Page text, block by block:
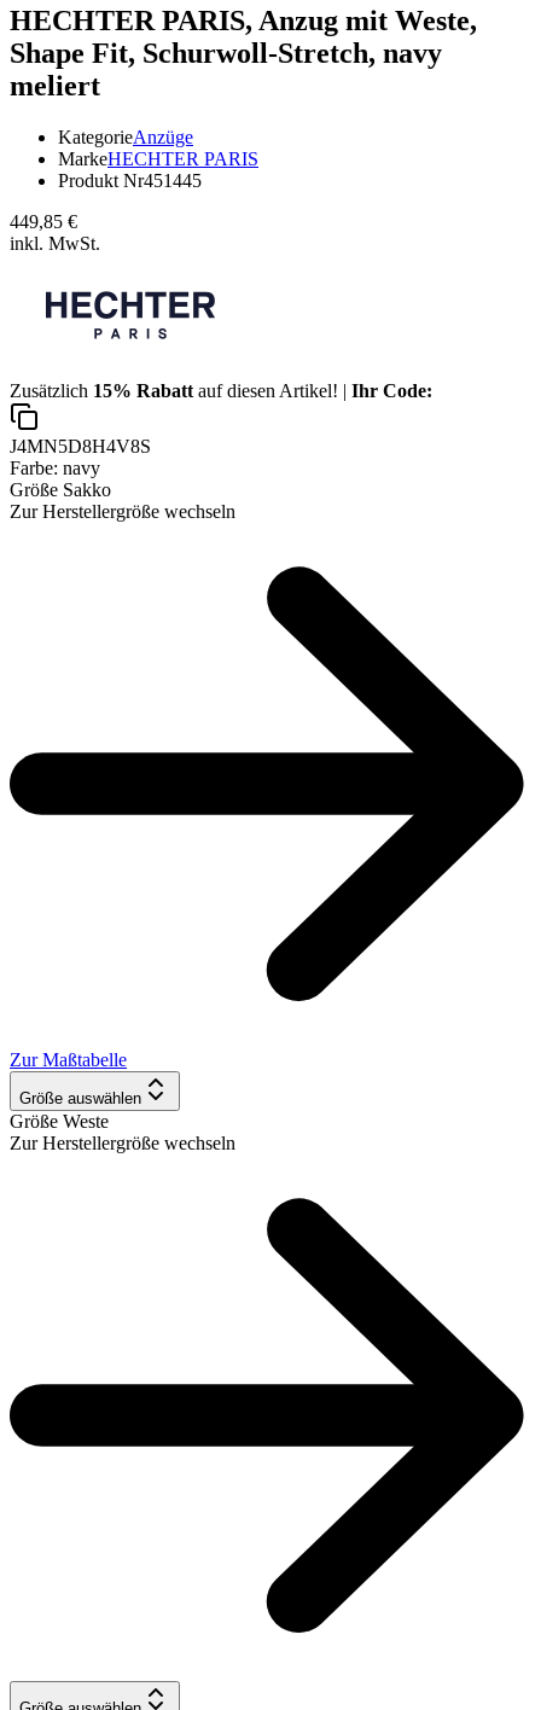
HECHTER PARIS, Anzug mit Weste,
Shape Fit, Schurwoll-Stretch, navy
meliert
KategorieAnzüge
MarkeHECHTER PARIS
Produkt Nr451445
449,85 €
inkl. MwSt.
Zusätzlich 15% Rabatt auf diesen Artikel! | Ihr Code:
J4MN5D8H4V8S
Farbe: navy
Größe Sakko
Zur Herstellergröße wechseln
Zur Maßtabelle
Größe auswählen
Größe Weste
Zur Herstellergröße wechseln